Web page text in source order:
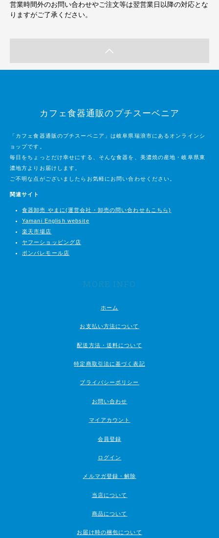
営業時間外のお問い合わせやご注文等は翌営業日以降の対応とな
りますがご了承ください。
カフェ食器通販のプチスーベニア
「カフェ食器通販のプチスーベニア」は岐阜県瑞浪市にあるオンラインシ
ョップです。
毎日をちょっとだけ幸せにする、そんな食器を、美濃焼の産地・岐阜県東
濃地方よりお届けします。
ご不明な点がございましたらお気軽にお問い合わせください。
関連サイト
食器卸売 やまに(運営会社・卸売の問い合わせもこちら)
Yamani English website
楽天市場店
ヤフーショッピング店
ポンパレモール店
MORE INFO
ホーム
お支払い方法について
配送方法・送料について
特定商取引法に基づく表記
プライバシーポリシー
お問い合わせ
マイアカウント
会員登録
ログイン
メルマガ登録・解除
当店について
商品について
お届け時の梱包について